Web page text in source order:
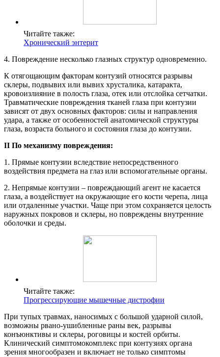
Читайте также:
Хронический энтерит
4. Повреждение несколько глазных структур одновременно.
К отягощающим факторам контузий относятся разрывы
склеры, подвывих или вывих хрусталика, катаракта,
кровоизлияние в полость глаза, отек или отслойка сетчатки.
Травматические повреждения тканей глаза при контузии
зависят от двух основных факторов: силы и направления
удара, а также от особенностей анатомической структуры
глаза, возраста больного и состояния глаза до контузии.
II По механизму повреждения:
1. Прямые контузии вследствие непосредственного
воздействия предмета на глаз или вспомогательные органы.
2. Непрямые контузии – повреждающий агент не касается
глаза, а воздействует на окружающие его кости черепа, лица
или отдаленные участки. Чаще при этом сохраняется целость
наружных покровов и склеры, но повреждены внутренние
оболочки и среды.
Читайте также:
Прогрессирующие мышечные дистрофии
При тупых травмах, наносимых с большой ударной силой,
возможны рвано-ушибленные раны век, разрывы
конъюнктивы и склеры, роговицы и костей орбиты.
Клинический симптомокомплекс при контузиях органа
зрения многообразен и включает не только симптомы